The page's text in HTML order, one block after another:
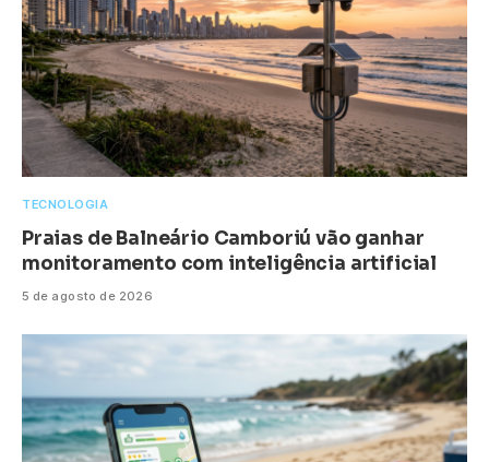
TECNOLOGIA
Praias de Balneário Camboriú vão ganhar
monitoramento com inteligência artificial
5 de agosto de 2026